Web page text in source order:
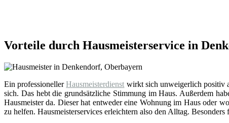
Vorteile durch Hausmeisterservice in
Ein professionellerHausmeisterdienst wirkt sich unweigerlich positiv
sich. Das hebt die grundsätzliche Stimmung im Haus. Außerdem
Hausmeister da. Dieser hat entweder eine Wohnung im Haus oder
zu helfen. Hausmeisterservices erleichtern also den Alltag. Besonders